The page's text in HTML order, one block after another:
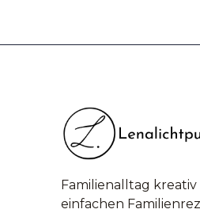
Familienalltag
einfachen